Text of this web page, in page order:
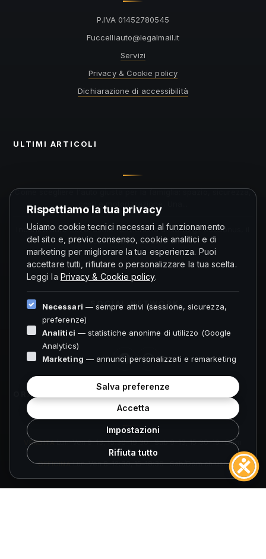
P.IVA 01452780545
ti.liamlagel
@otuailleccuF
Servizi
Privacy & Cookie policy
Dichiarazione di accessibilità
ULTIMI ARTICOLI
Come scegliere l'auto giusta per la famiglia: spazio, sicurezza,
costi e motorizzazione. Una...
Incentivi auto 2026: come funzionano di solito gli ecobonus, il
ruolo della rottamazione...
SOCIAL NETWORK
ORARI FOLIGNO
VENDITALun–Ven 9–13, 15:30–19:30 · Sab 9–13, 15:30–19 · Dom
chiuso
OFFICINALun–Ven 8–12:30, 15–18:30 · Sab/Dom chiuso
Rispettiamo la tua privacy
Usiamo cookie tecnici necessari al funzionamento
del sito e, previo consenso, cookie analitici e di
marketing per migliorare la tua esperienza. Puoi
accettare tutti, rifiutare o personalizzare la tua scelta.
Leggi la Privacy & Cookie policy.
Necessari — sempre attivi (sessione, sicurezza,
preferenze)
Analitici — statistiche anonime di utilizzo (Google
Analytics)
Marketing — annunci personalizzati e remarketing
Rifiuta tutto
Impostazioni
Accetta
Salva preferenze